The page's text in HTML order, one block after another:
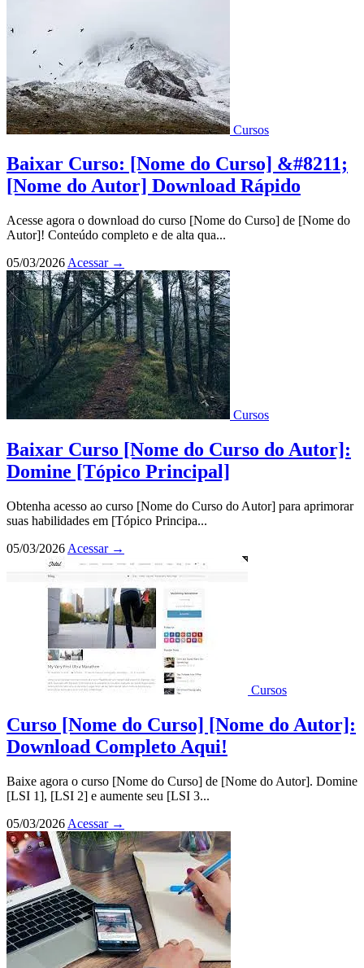
Cursos
Baixar Curso: [Nome do Curso] &#8211;
[Nome do Autor] Download Rápido
Acesse agora o download do curso [Nome do Curso] de [Nome do
Autor]! Conteúdo completo e de alta qua...
05/03/2026 Acessar →
Cursos
Baixar Curso [Nome do Curso do Autor]:
Domine [Tópico Principal]
Obtenha acesso ao curso [Nome do Curso do Autor] para aprimorar
suas habilidades em [Tópico Principa...
05/03/2026 Acessar →
Cursos
Curso [Nome do Curso] [Nome do Autor]:
Download Completo Aqui!
Baixe agora o curso [Nome do Curso] de [Nome do Autor]. Domine
[LSI 1], [LSI 2] e aumente seu [LSI 3...
05/03/2026 Acessar →